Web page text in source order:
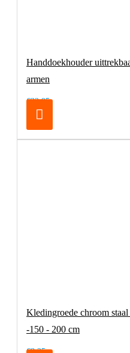
Handdoekhouder
armen
€32,95
Kledingroede chroom
-150 - 200 cm
€8,25